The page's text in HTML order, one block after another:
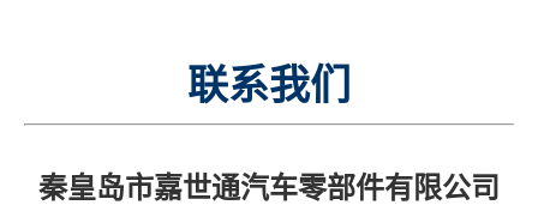
联系我们
秦皇岛市嘉世通汽车零部件有限公司